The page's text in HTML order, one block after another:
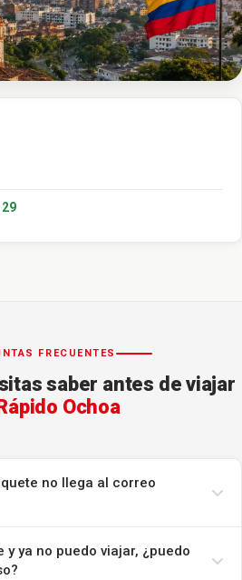
FRECUENTES
saber antes de viajar
Ochoa
no llega al correo
y ya no puedo viajar, ¿puedo